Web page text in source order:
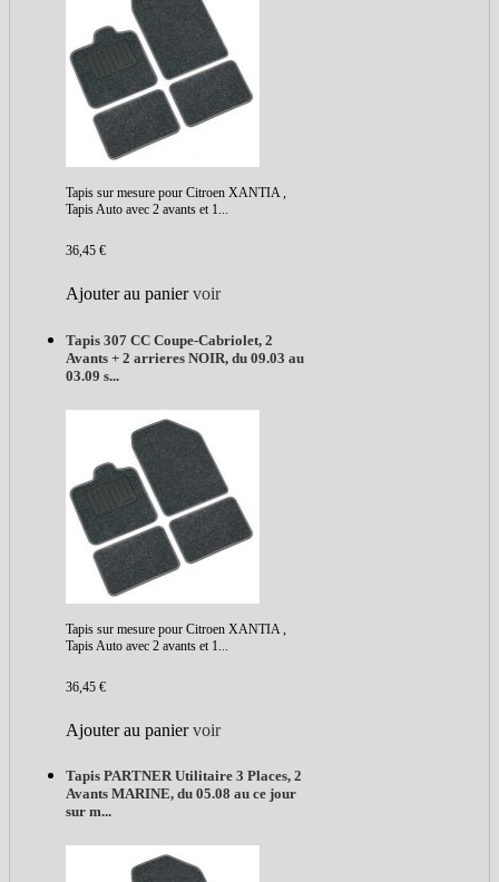
Tapis sur mesure pour Citroen XANTIA ,
Tapis Auto avec 2 avants et 1...
36,45 €
Ajouter au panier voir
Tapis 307 CC Coupe-Cabriolet, 2
Avants + 2 arrieres NOIR, du 09.03 au
03.09 s...
Tapis sur mesure pour Citroen XANTIA ,
Tapis Auto avec 2 avants et 1...
36,45 €
Ajouter au panier voir
Tapis PARTNER Utilitaire 3 Places, 2
Avants MARINE, du 05.08 au ce jour
sur m...